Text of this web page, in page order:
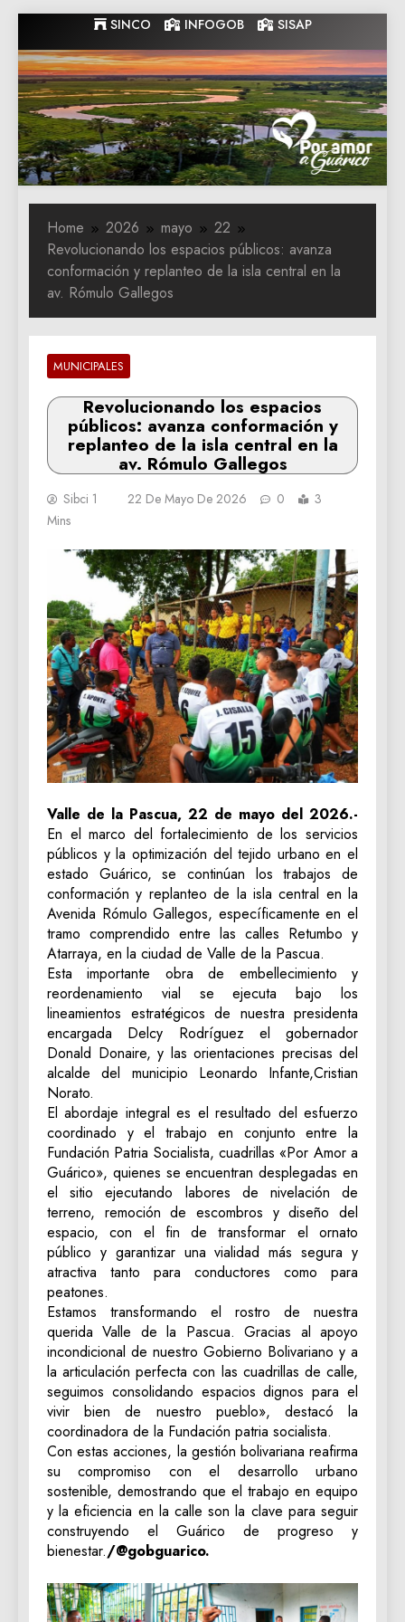
to
content
SINCO INFOGOB SISAP
Gobernacion
de Guarico
Gobernacion de Guarico
Home 2026 mayo
22
Revolucionando los espacios públicos: avanza
conformación y replanteo de la isla central en la
av. Rómulo Gallegos
MUNICIPALES
Revolucionando los espacios
públicos: avanza conformación y
replanteo de la isla central en la
av. Rómulo Gallegos
Sibci 1 22 De Mayo De 2026 0
3
Mins
Valle de la Pascua, 22 de mayo del 2026.-
En el marco del fortalecimiento de los servicios
públicos y la optimización del tejido urbano en el
estado Guárico, se continúan los trabajos de
conformación y replanteo de la isla central en la
Avenida Rómulo Gallegos, específicamente en el
tramo comprendido entre las calles Retumbo y
Atarraya, en la ciudad de Valle de la Pascua.
Esta importante obra de embellecimiento y
reordenamiento vial se ejecuta bajo los
lineamientos estratégicos de nuestra presidenta
encargada Delcy Rodríguez el gobernador
Donald Donaire, y las orientaciones precisas del
alcalde del municipio Leonardo Infante,Cristian
Norato.
El abordaje integral es el resultado del esfuerzo
coordinado y el trabajo en conjunto entre la
Fundación Patria Socialista, cuadrillas «Por Amor a
Guárico», quienes se encuentran desplegadas en
el sitio ejecutando labores de nivelación de
terreno, remoción de escombros y diseño del
espacio, con el fin de transformar el ornato
público y garantizar una vialidad más segura y
atractiva tanto para conductores como para
peatones.
Estamos transformando el rostro de nuestra
querida Valle de la Pascua. Gracias al apoyo
incondicional de nuestro Gobierno Bolivariano y a
la articulación perfecta con las cuadrillas de calle,
seguimos consolidando espacios dignos para el
vivir bien de nuestro pueblo», destacó la
coordinadora de la Fundación patria socialista.
Con estas acciones, la gestión bolivariana reafirma
su compromiso con el desarrollo urbano
sostenible, demostrando que el trabajo en equipo
y la eficiencia en la calle son la clave para seguir
construyendo el Guárico de progreso y
bienestar./@gobguarico.